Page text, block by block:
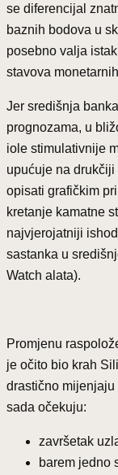
se diferencijal
baznih bodova u
posebno valja
stavova
Jer središnja
prognozama, u
iole stimulativnije
upućuje na
opisati grafičkim
kretanje kamatne
najvjerojatniji
sastanka u
Watch alata).
Promjenu
je očito bio krah
drastično
sada očekuju:
završetak
barem jedno